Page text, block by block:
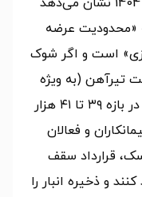
«محدودیت عرضه
است و اگر شوک
تیرآهن (به ویژه
سایزهای پرفروش مانند ۱۴، ۱۶ و ۱۸) در بازه ۳۹ تا ۴۱ هزار
و فعالان
قرارداد سقف
کنند و ذخیره انبار را